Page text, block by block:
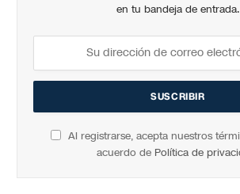
en tu bandeja de entrada.
Al registrarse, acepta nuestros
acuerdo de Política de